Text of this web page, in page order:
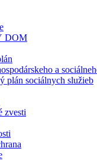
DOM
a
plán sociálnych služieb
zvesti